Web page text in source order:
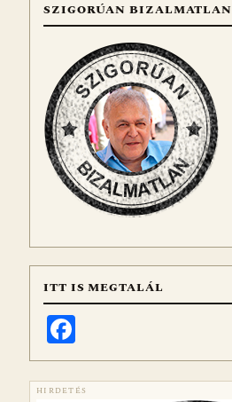
SZIGORÚAN BIZALMATLAN
ITT IS MEGTALÁL
HIRDETÉS